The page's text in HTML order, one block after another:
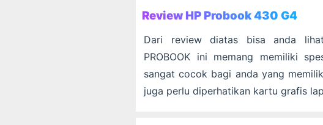
Review HP Probook 430 G4
Dari review diatas bisa anda
PROBOOK ini memang memiliki
sangat cocok bagi anda yang
juga perlu diperhatikan kartu grafis